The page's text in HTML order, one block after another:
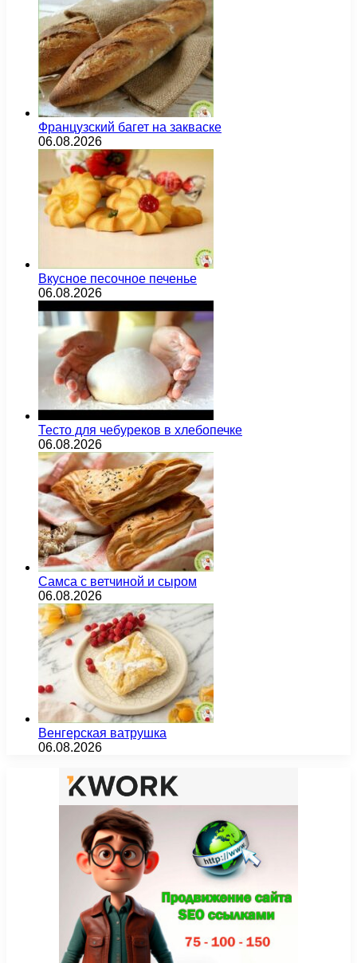
Французский багет на закваске
06.08.2026
Вкусное песочное печенье
06.08.2026
Тесто для чебуреков в хлебопечке
06.08.2026
Самса с ветчиной и сыром
06.08.2026
Венгерская ватрушка
06.08.2026